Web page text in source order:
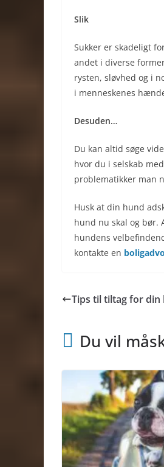
Slik
Sukker er skadeligt
andet i diverse
rysten, sløvhed og i
i menneskenes
Desuden…
Du kan altid søge
hvor du i selskab
problematikker man
Husk at din hund
hund nu skal og bør.
hundens
kontakte en
Tips til tiltag for din
Du vil